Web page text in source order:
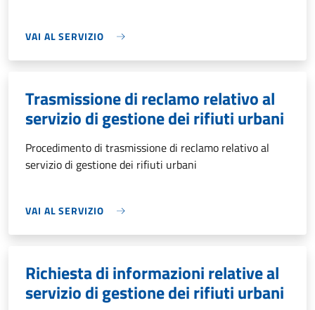
VAI AL SERVIZIO
Trasmissione di reclamo relativo al
servizio di gestione dei rifiuti urbani
Procedimento di trasmissione di reclamo relativo al
servizio di gestione dei rifiuti urbani
VAI AL SERVIZIO
Richiesta di informazioni relative al
servizio di gestione dei rifiuti urbani